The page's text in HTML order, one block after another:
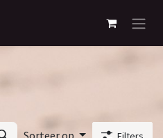
Sorteer op